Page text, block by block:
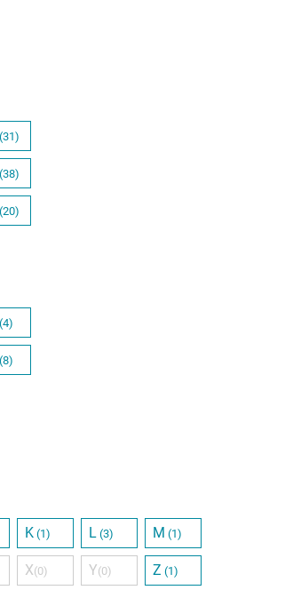
(31)
(38)
(20)
(4)
(8)
K (1) L (3) M (1)
X(0) Y(0) Z (1)